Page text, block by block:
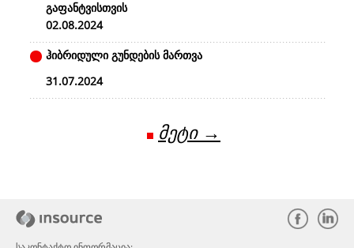
გაფანტვისთვის
02.08.2024
ჰიბრიდული გუნდების მართვა
31.07.2024
მეტი →